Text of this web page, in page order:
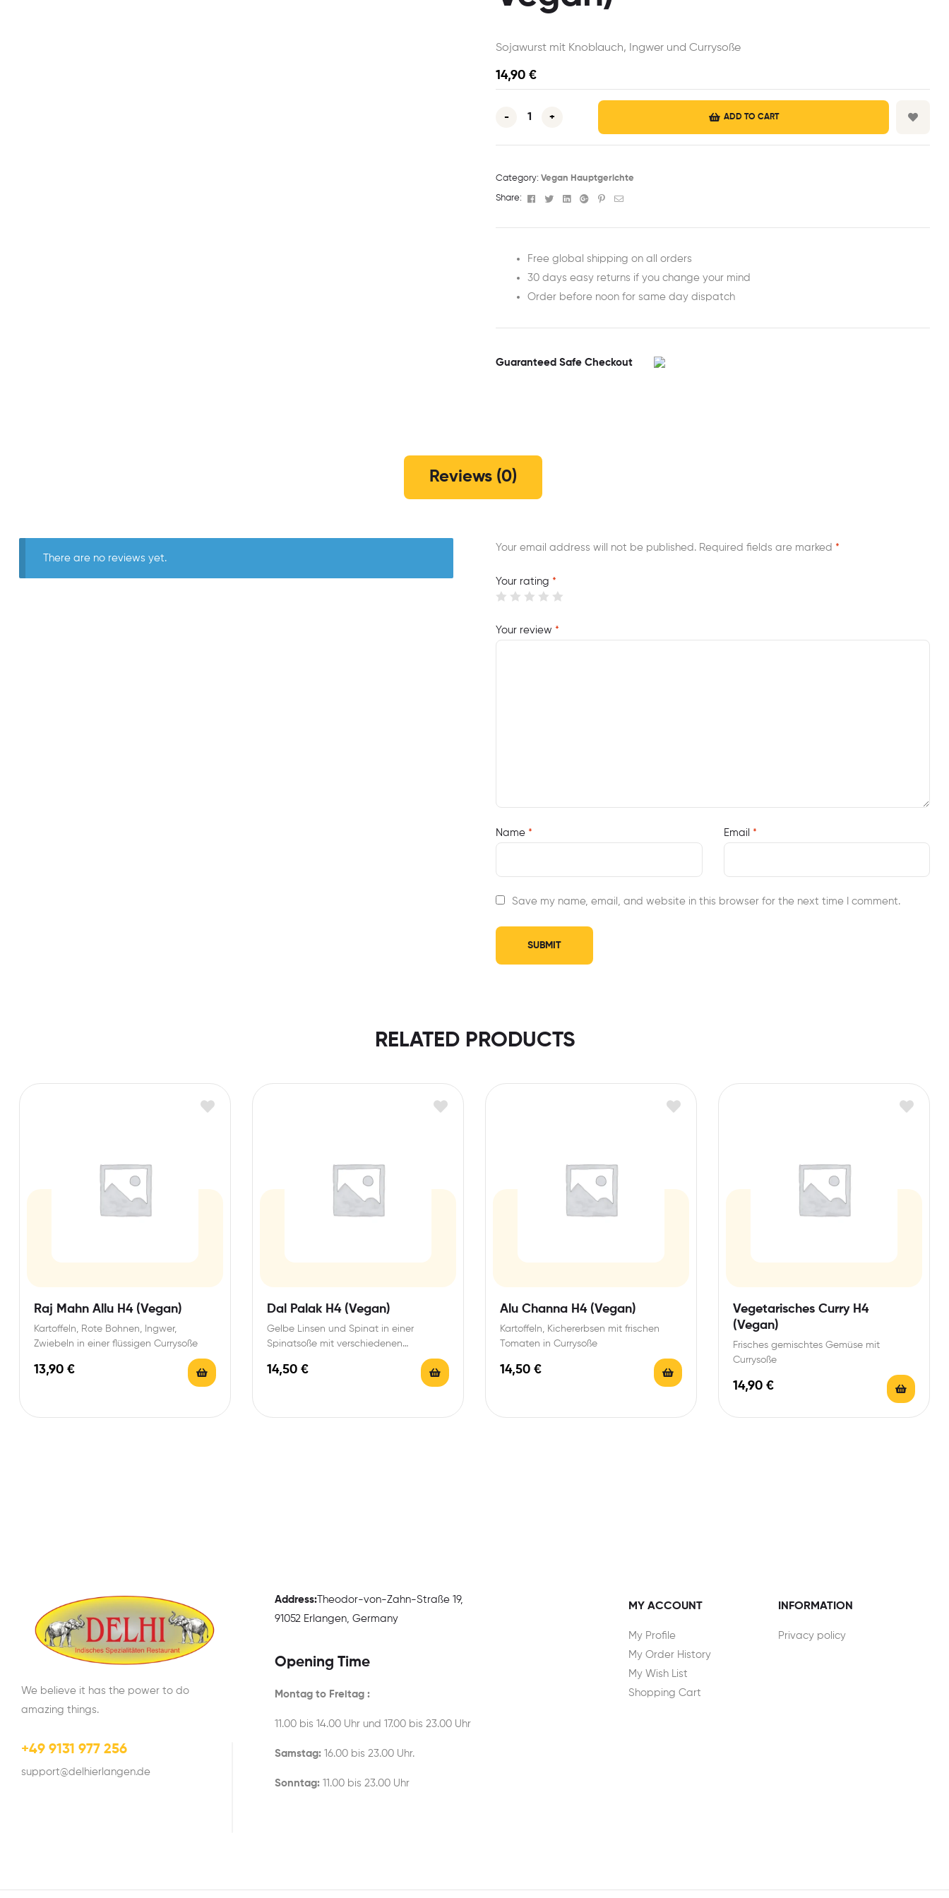
Sojawurst mit Knoblauch, Ingwer und Currysoße
14,90 €
- + ADD TO CART
Category: Vegan Hauptgerichte
Share: Facebook
TwitterLinkedinGoogle+Pinterest
Email
Free global shipping on all orders
30 days easy returns if you change your mind
Order before noon for same day dispatch
Guaranteed Safe Checkout
Reviews (0)
There are no reviews yet.
Your email address will not be published. Required fields are marked *
Your rating *
Your review *
Name * Email *
Save my name, email, and website in this browser for the next time I comment.
RELATED PRODUCTS
Raj Mahn Allu H4 (Vegan)
Kartoffeln, Rote Bohnen, Ingwer,
Zwiebeln in einer flüssigen Currysoße
13,90 €
Dal Palak H4 (Vegan)
Gelbe Linsen und Spinat in einer
Spinatsoße mit verschiedenen
14,50 €
Alu Channa H4 (Vegan)
Kartoffeln, Kichererbsen mit frischen
Tomaten in Currysoße
14,50 €
Vegetarisches Curry H4
(Vegan)
Frisches gemischtes Gemüse mit
Currysoße
14,90 €
We believe it has the power to do
amazing things.
+49 9131 977 256
support@delhierlangen.de
Address:Theodor-von-Zahn-Straße 19,
91052 Erlangen, Germany
Opening Time
Montag to Freitag :
11.00 bis 14.00 Uhr und 17.00 bis 23.00 Uhr
Samstag:16.00 bis 23.00 Uhr.
Sonntag:11.00 bis 23.00 Uhr
MY ACCOUNT
My Profile
My Order History
My Wish List
Shopping Cart
INFORMATION
Privacy policy